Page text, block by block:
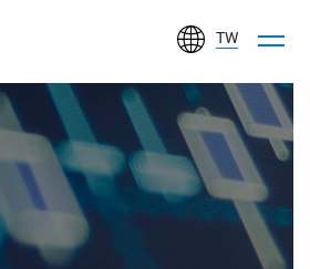
TW
投